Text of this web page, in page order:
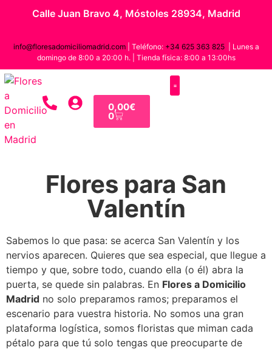
Calle Juan Bravo 4, Móstoles 28934, Madrid
info@floresadomiciliomadrid.com| Teléfono: +34 625 363 825| Lunes a
domingo de 8:00 a 20:00 h. | Tienda física: 8:00 a 13:00hs
0,00€
0
Flores para San
Valentín
Sabemos lo que pasa: se acerca San Valentín y los
nervios aparecen. Quieres que sea especial, que llegue a
tiempo y que, sobre todo, cuando ella (o él) abra la
puerta, se quede sin palabras. En Flores a Domicilio
Madrid no solo preparamos ramos; preparamos el
escenario para vuestra historia. No somos una gran
plataforma logística, somos floristas que miman cada
pétalo para que tú solo tengas que preocuparte de